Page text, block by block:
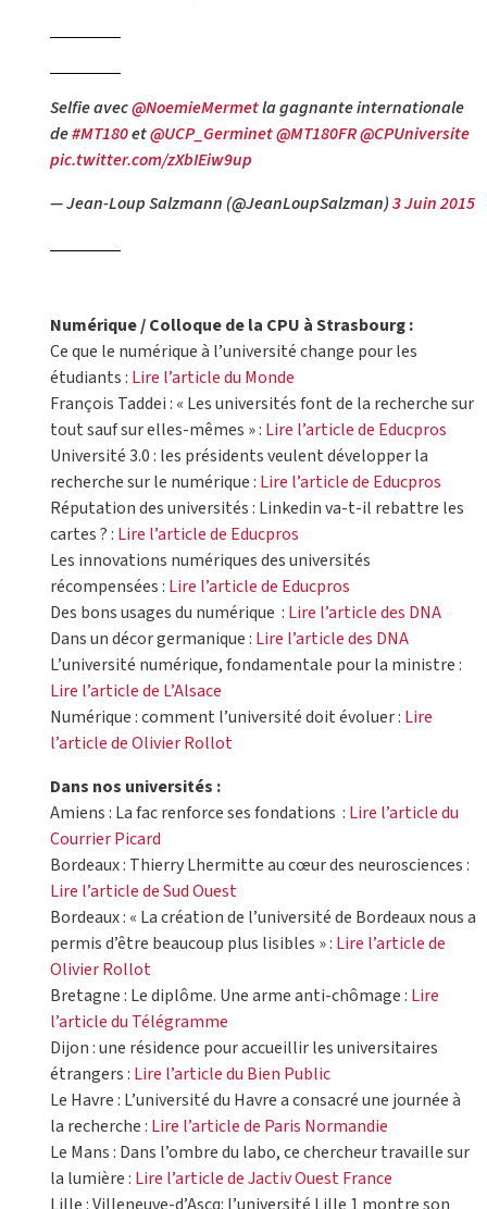
Selfie avec@NoemieMermetla gagnante internationale
de#MT180et@UCP_Germinet@MT180FR@CPUniversite
pic.twitter.com/zXbIEiw9up
— Jean-Loup Salzmann (@JeanLoupSalzman)3 Juin 2015
Numérique / Colloque de la CPU à Strasbourg :
Ce que le numérique à l’université change pour les
étudiants : Lire l’article du Monde
François Taddei : « Les universités font de la recherche sur
tout sauf sur elles-mêmes » : Lire l’article de Educpros
Université 3.0 : les présidents veulent développer la
recherche sur le numérique : Lire l’article de Educpros
Réputation des universités : Linkedin va-t-il rebattre les
cartes ? : Lire l’article de Educpros
Les innovations numériques des universités
récompensées : Lire l’article de Educpros
Des bons usages du numérique : Lire l’article des DNA
Dans un décor germanique : Lire l’article des DNA
L’université numérique, fondamentale pour la ministre :
Lire l’article de L’Alsace
Numérique : comment l’université doit évoluer : Lire
l’article de Olivier Rollot
Dans nos universités :
Amiens : La fac renforce ses fondations : Lire l’article du
Courrier Picard
Bordeaux : Thierry Lhermitte au cœur des neurosciences :
Lire l’article de Sud Ouest
Bordeaux : « La création de l’université de Bordeaux nous a
permis d’être beaucoup plus lisibles » : Lire l’article de
Olivier Rollot
Bretagne : Le diplôme. Une arme anti-chômage : Lire
l’article du Télégramme
Dijon : une résidence pour accueillir les universitaires
étrangers : Lire l’article du Bien Public
Le Havre : L’université du Havre a consacré une journée à
la recherche : Lire l’article de Paris Normandie
Le Mans : Dans l’ombre du labo, ce chercheur travaille sur
la lumière : Lire l’article de Jactiv Ouest France